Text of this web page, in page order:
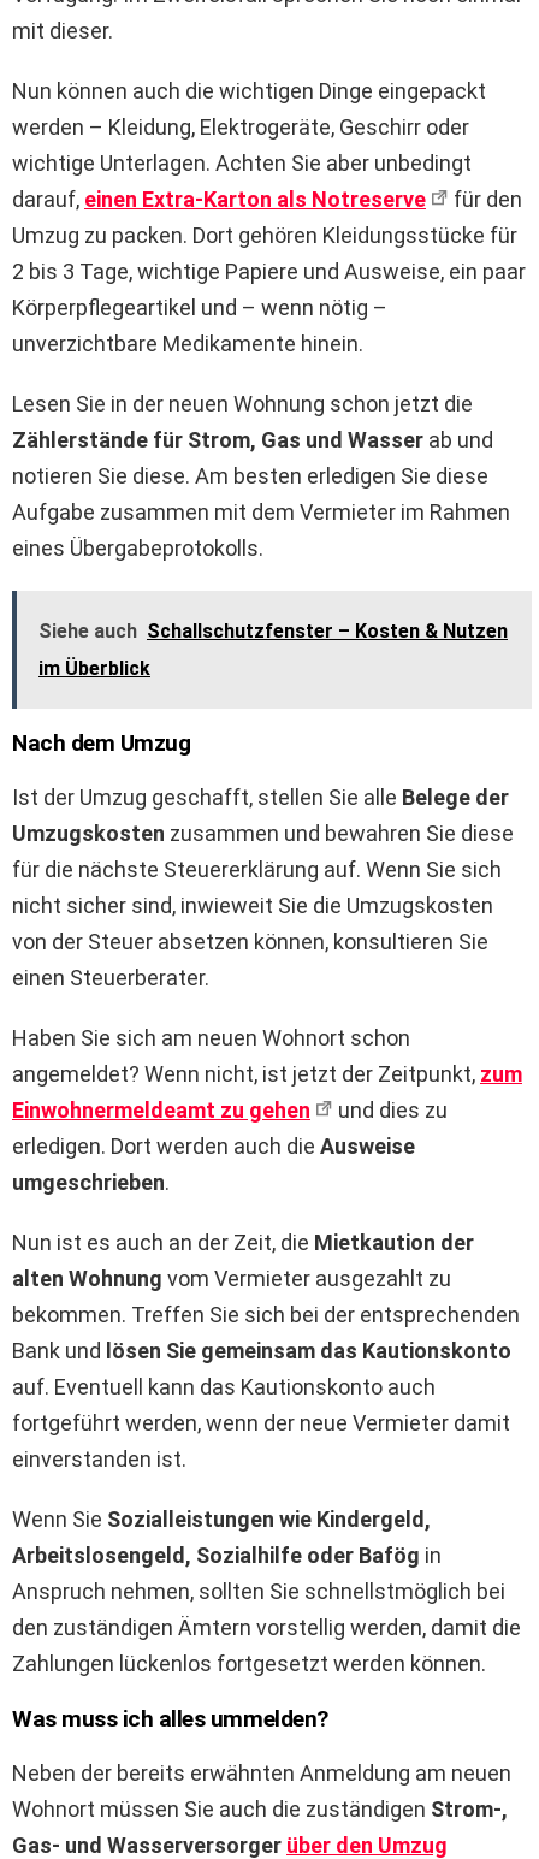
mit dieser.
Nun können auch die wichtigen Dinge eingepackt
werden – Kleidung, Elektrogeräte, Geschirr oder
wichtige Unterlagen. Achten Sie aber unbedingt
darauf, einen Extra-Karton als Notreserve
für den
Umzug zu packen. Dort gehören Kleidungsstücke für
2 bis 3 Tage, wichtige Papiere und Ausweise, ein paar
Körperpflegeartikel und – wenn nötig –
unverzichtbare Medikamente hinein.
Lesen Sie in der neuen Wohnung schon jetzt die
Zählerstände für Strom, Gas und Wasser ab und
notieren Sie diese. Am besten erledigen Sie diese
Aufgabe zusammen mit dem Vermieter im Rahmen
eines Übergabeprotokolls.
Siehe auch Schallschutzfenster – Kosten & Nutzen
im Überblick
Nach dem Umzug
Ist der Umzug geschafft, stellen Sie alle Belege der
Umzugskosten zusammen und bewahren Sie diese
für die nächste Steuererklärung auf. Wenn Sie sich
nicht sicher sind, inwieweit Sie die Umzugskosten
von der Steuer absetzen können, konsultieren Sie
einen Steuerberater.
Haben Sie sich am neuen Wohnort schon
angemeldet? Wenn nicht, ist jetzt der Zeitpunkt, zum
Einwohnermeldeamt zu gehen
und dies zu
erledigen. Dort werden auch die Ausweise
umgeschrieben.
Nun ist es auch an der Zeit, die Mietkaution der
alten Wohnung vom Vermieter ausgezahlt zu
bekommen. Treffen Sie sich bei der entsprechenden
Bank und lösen Sie gemeinsam das Kautionskonto
auf. Eventuell kann das Kautionskonto auch
fortgeführt werden, wenn der neue Vermieter damit
einverstanden ist.
Wenn Sie Sozialleistungen wie Kindergeld,
Arbeitslosengeld, Sozialhilfe oder Bafög in
Anspruch nehmen, sollten Sie schnellstmöglich bei
den zuständigen Ämtern vorstellig werden, damit die
Zahlungen lückenlos fortgesetzt werden können.
Was muss ich alles ummelden?
Neben der bereits erwähnten Anmeldung am neuen
Wohnort müssen Sie auch die zuständigen Strom-,
Gas- und Wasserversorger über den Umzug